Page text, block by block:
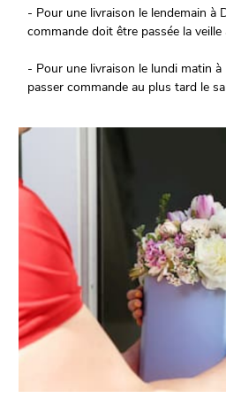
- Pour une livraison le lendemain à
commande doit être passée la
- Pour une livraison le lundi matin
passer commande au plus tard le